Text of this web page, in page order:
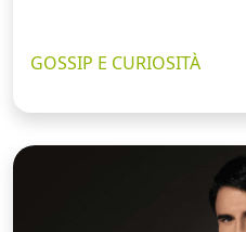
GOSSIP E CURIOSITÀ